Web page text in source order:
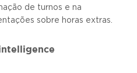
de turnos e na
sobre horas extras.